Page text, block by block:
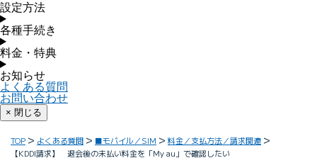
設定方法
各種手続き
料金・特典
お知らせ
よくある質問
お問い合わせ
× 閉じる
TOP よくある質問 ■モバイル／SIM
料金／支払方法／請求関連
【KDDI請求】 退会後の未払い料金を「My au」で確認したい